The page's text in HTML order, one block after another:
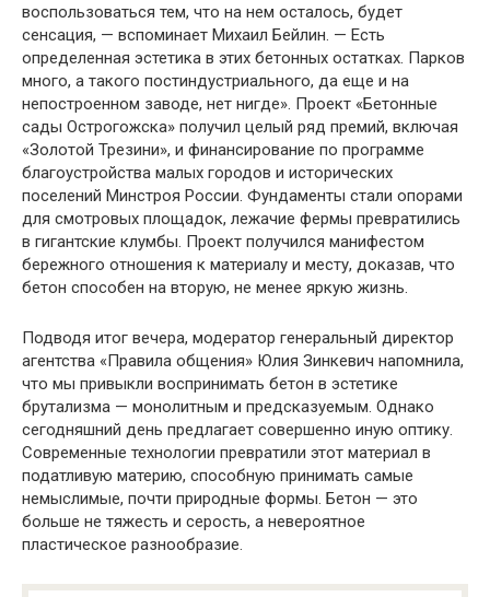
воспользоваться тем, что на нем осталось, будет
сенсация, — вспоминает Михаил Бейлин. — Есть
определенная эстетика в этих бетонных остатках. Парков
много, а такого постиндустриального, да еще и на
непостроенном заводе, нет нигде». Проект «Бетонные
сады Острогожска» получил целый ряд премий, включая
«Золотой Трезини», и финансирование по программе
благоустройства малых городов и исторических
поселений Минстроя России. Фундаменты стали опорами
для смотровых площадок, лежачие фермы превратились
в гигантские клумбы. Проект получился манифестом
бережного отношения к материалу и месту, доказав, что
бетон способен на вторую, не менее яркую жизнь.
Подводя итог вечера, модератор генеральный директор
агентства «Правила общения» Юлия Зинкевич напомнила,
что мы привыкли воспринимать бетон в эстетике
брутализма — монолитным и предсказуемым. Однако
сегодняшний день предлагает совершенно иную оптику.
Современные технологии превратили этот материал в
податливую материю, способную принимать самые
немыслимые, почти природные формы. Бетон — это
больше не тяжесть и серость, а невероятное
пластическое разнообразие.